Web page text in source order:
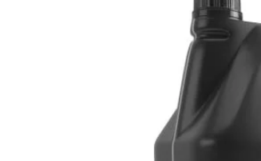
Компрессорные, вакуумные масла